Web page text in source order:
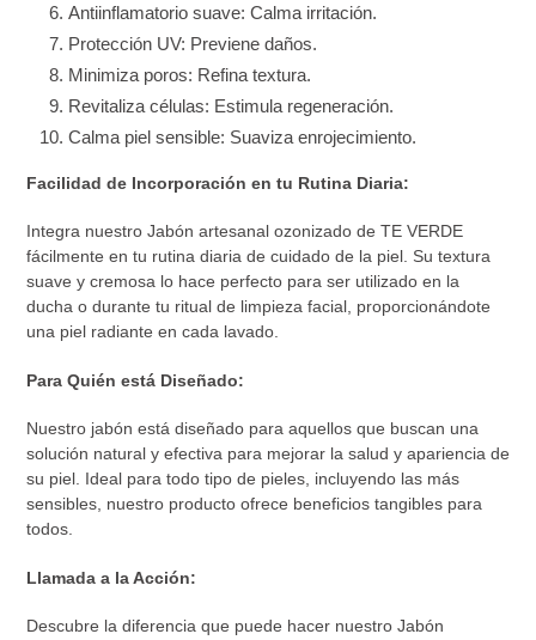
Antiinflamatorio suave: Calma irritación.
Protección UV: Previene daños.
Minimiza poros: Refina textura.
Revitaliza células: Estimula regeneración.
Calma piel sensible: Suaviza enrojecimiento.
Facilidad de Incorporación en tu Rutina Diaria:
Integra nuestro Jabón artesanal ozonizado de TE VERDE
fácilmente en tu rutina diaria de cuidado de la piel. Su textura
suave y cremosa lo hace perfecto para ser utilizado en la
ducha o durante tu ritual de limpieza facial, proporcionándote
una piel radiante en cada lavado.
Para Quién está Diseñado:
Nuestro jabón está diseñado para aquellos que buscan una
solución natural y efectiva para mejorar la salud y apariencia de
su piel. Ideal para todo tipo de pieles, incluyendo las más
sensibles, nuestro producto ofrece beneficios tangibles para
todos.
Llamada a la Acción:
Descubre la diferencia que puede hacer nuestro Jabón